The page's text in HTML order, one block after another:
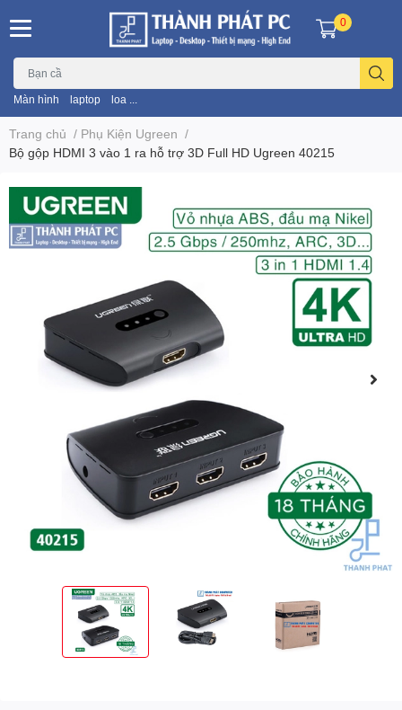
Màn hình laptop loa ...
0
Trang chủ / Phụ Kiện Ugreen /
Bộ gộp HDMI 3 vào 1 ra hỗ trợ 3D Full HD Ugreen 40215